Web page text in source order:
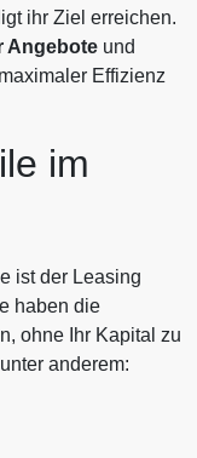
ihr Ziel erreichen.
Angebote und
Effizienz
im
ist der Leasing
haben die
ohne Ihr Kapital zu
anderem: